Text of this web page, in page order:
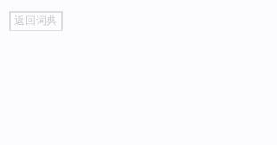
go
top
返回词典